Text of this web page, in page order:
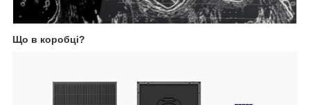
Що в коробці?